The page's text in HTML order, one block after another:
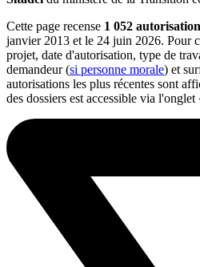
Cette page recense 1 052
janvier 2013 et le 24 juin 2026. Pour
projet, date d'autorisation, type de
demandeur (si personne morale) et
autorisations les plus récentes sont
des dossiers est accessible via